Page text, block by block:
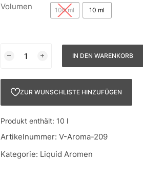
Volumen 100 ml 10 ml
IN DEN WARENKORB
ZUR WUNSCHLISTE HINZUFÜGEN
Produkt enthält: 10 l
Artikelnummer: V-Aroma-209
Kategorie: Liquid Aromen